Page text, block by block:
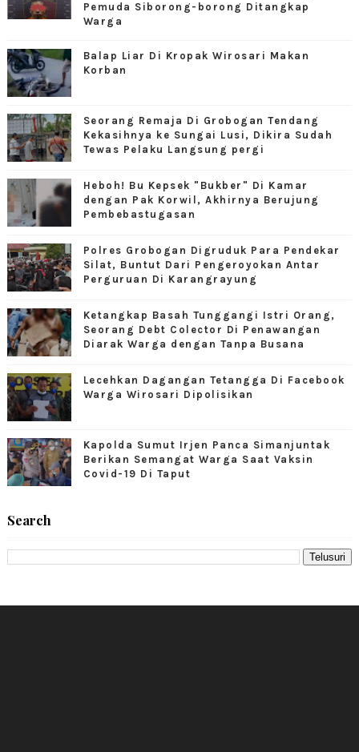
Pemuda Siborong-borong Ditangkap
Warga
Balap Liar Di Kropak Wirosari Makan
Korban
Seorang Remaja Di Grobogan Tendang
Kekasihnya ke Sungai Lusi, Dikira Sudah
Tewas Pelaku Langsung pergi
Heboh! Bu Kepsek "Bukber" Di Kamar
dengan Pak Korwil, Akhirnya Berujung
Pembebastugasan
Polres Grobogan Digruduk Para Pendekar
Silat, Buntut Dari Pengeroyokan Antar
Perguruan Di Karangrayung
Ketangkap Basah Tunggangi Istri Orang,
Seorang Debt Colector Di Penawangan
Diarak Warga dengan Tanpa Busana
Lecehkan Dagangan Tetangga Di Facebook
Warga Wirosari Dipolisikan
Kapolda Sumut Irjen Panca Simanjuntak
Berikan Semangat Warga Saat Vaksin
Covid-19 Di Taput
Search